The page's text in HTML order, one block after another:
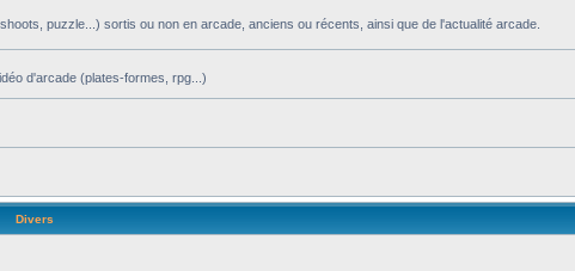
puzzle...) sortis ou non en arcade, anciens ou récents, ainsi que de l'actualité arcade.
d'arcade (plates-formes, rpg...)
Divers